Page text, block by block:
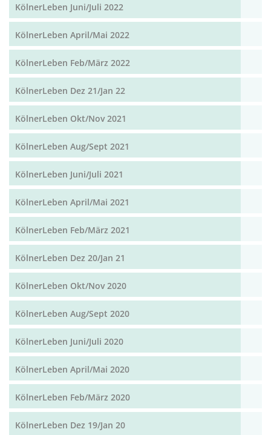
KölnerLeben Juni/Juli 2022
KölnerLeben April/Mai 2022
KölnerLeben Feb/März 2022
KölnerLeben Dez 21/Jan 22
KölnerLeben Okt/Nov 2021
KölnerLeben Aug/Sept 2021
KölnerLeben Juni/Juli 2021
KölnerLeben April/Mai 2021
KölnerLeben Feb/März 2021
KölnerLeben Dez 20/Jan 21
KölnerLeben Okt/Nov 2020
KölnerLeben Aug/Sept 2020
KölnerLeben Juni/Juli 2020
KölnerLeben April/Mai 2020
KölnerLeben Feb/März 2020
KölnerLeben Dez 19/Jan 20